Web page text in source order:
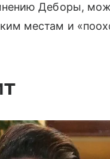
Деборы,
местам и